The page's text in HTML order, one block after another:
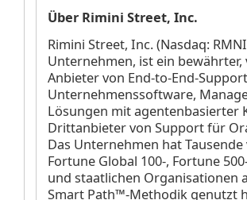
Über Rimini Street, Inc.
Rimini Street, Inc. (Nasdaq:
Unternehmen, ist ein
Anbieter von End-to-End-
Unternehmenssoftware,
Lösungen mit agentenbasierter
Drittanbieter von Support für
Das Unternehmen hat
Fortune Global 100-, Fortune
und staatlichen Organisationen
Smart Path™-Methodik genutzt